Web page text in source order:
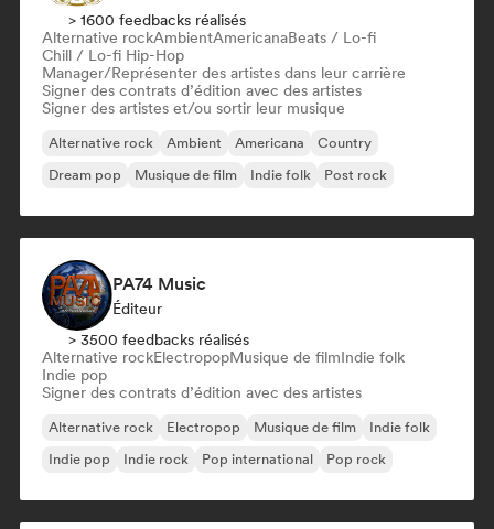
> 1600 feedbacks réalisés
Alternative rockAmbientAmericanaBeats / Lo-fi
Chill / Lo-fi Hip-Hop
Manager/Représenter des artistes dans leur carrière
Signer des contrats d’édition avec des artistes
Signer des artistes et/ou sortir leur musique
Alternative rock Ambient Americana
Country
Dream pop
Musique de film Indie folk Post rock
PA74 Music
Éditeur
> 3500 feedbacks réalisés
Alternative rockElectropopMusique de filmIndie folk
Indie pop
Signer des contrats d’édition avec des artistes
Alternative rock Electropop Musique de film
Indie folk
Indie pop
Indie rock Pop international Pop rock